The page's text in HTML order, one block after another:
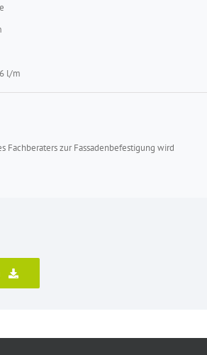
l/m
Fachberaters zur Fassadenbefestigung wird